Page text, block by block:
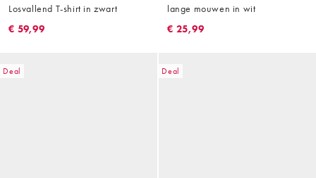
Losvallend T-shirt in zwart
€ 59,99
lange mouwen in wit
€ 25,99
Deal Deal